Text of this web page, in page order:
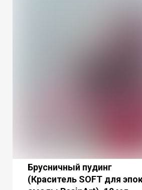
Брусничный пудинг
(Краситель SOFT для